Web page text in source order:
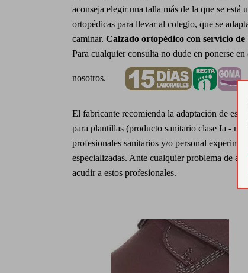
aconseja elegir una talla más de la que se está
ortopédicas para llevar al colegio, que se
caminar. Calzado ortopédico con servicio de
Para cualquier consulta no dude en ponerse en
nosotros.
El fabricante recomienda la adaptación de este
para plantillas (producto sanitario clase Ia -
profesionales sanitarios y/o personal
especializadas. Ante cualquier problema de
acudir a estos profesionales.